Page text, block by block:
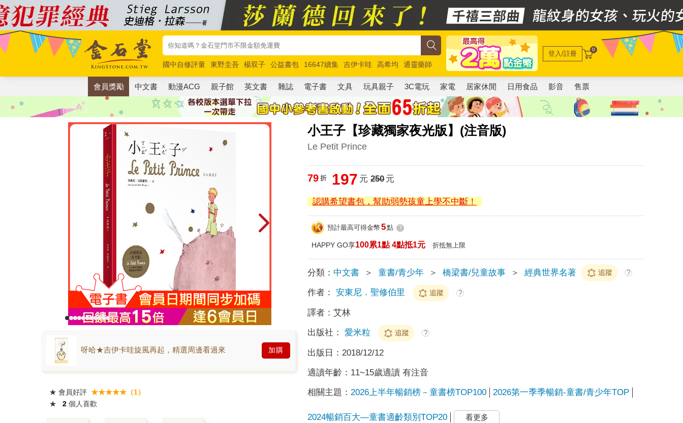
國中自修評量 東野圭吾 楊双子 公益書包 16647續集 吉伊卡哇 高希均
通靈藥師
唯紅花綻放
奧德賽 路邊攤新作 馬斯克 玩具總動員5 超慢跑
登入/註冊 0
會員獎勵 中文書 動漫ACG 親子館 英文書 雜誌 電子書 文具 玩具親子 3C電玩 家電 居家休閒 日用食品 影音 售票
小王子【珍藏獨家夜光版】(注音版)
Le Petit Prince
呀哈★吉伊卡哇旋風再起，精選周邊看過來 加購
★ 會員好評 ★★★★★（1）
★
2 個人喜歡
79 折 197 元 250元
認購希望書包，幫助弱勢孩童上學不中斷！
預計最高可得金幣 5點 ?
HAPPY GO享100累1點 4點抵1元 折抵無上限
分類： 中文書 ＞ 童書/青少年 ＞ 橋梁書/兒童故事 ＞ 經典世界名著 追蹤 ?
作者： 安東尼．聖修伯里 追蹤 ?
譯者：艾林
出版社： 愛米粒 追蹤 ?
出版日： 2018/12/12
適讀年齡： 11~15歲適讀 有注音
相關主題： 2026上半年暢銷榜－童書榜TOP100 2026第一季季暢銷-童書/青少年TOP
2024暢銷百大—童書適齡類別TOP20 看更多